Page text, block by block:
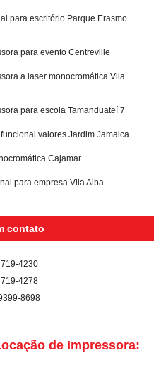
para escritório Parque Erasmo
para evento Centreville
a laser monocromática Vila
para escola Tamanduateí 7
valores Jardim Jamaica
Cajamar
para empresa Vila Alba
contato
4230
4278
8698
de Impressora: